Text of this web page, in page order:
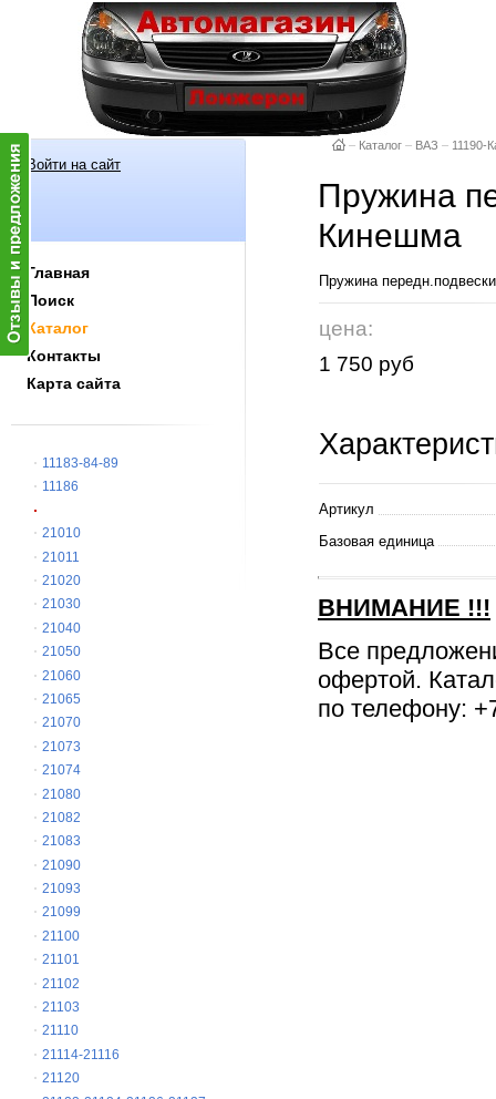
Войти на сайт
Главная
Поиск
Каталог
Контакты
Карта сайта
11183-84-89
11186
21010
21011
21020
21030
21040
21050
21060
21065
21070
21073
21074
21080
21082
21083
21090
21093
21099
21100
21101
21102
21103
21110
21114-21116
21120
– Каталог – ВАЗ – 11190-
Пружина
Кинешма
Пружина
цена:
1 750 руб
Артикул
Базовая единица
ВНИМАНИЕ !!!
Все
офертой.
по телефону: